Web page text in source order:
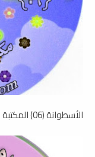
الأسطوانة (06) المكتبة القانونية - كتب ورسائل علمية ، pdf